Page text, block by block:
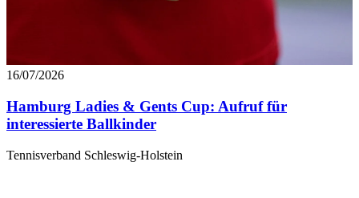
16/07/2026
Hamburg Ladies & Gents Cup: Aufruf für
interessierte Ballkinder
Tennisverband Schleswig-Holstein